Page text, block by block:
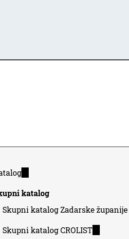
(link
external)
katalog
Skupni katalog Zadarske županije
Skupni katalog CROLIST(link